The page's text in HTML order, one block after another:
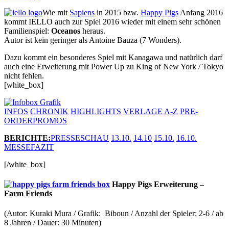
Wie mit Sapiens in 2015 bzw. Happy Pigs Anfang 2016
kommt IELLO auch zur Spiel 2016 wieder mit einem sehr schönen
Familienspiel: Oceanos heraus.
Autor ist kein geringer als Antoine Bauza (7 Wonders).
Dazu kommt ein besonderes Spiel mit Kanagawa und natürlich darf
auch eine Erweiterung mit Power Up zu King of New York / Tokyo
nicht fehlen.
[white_box]
INFOS CHRONIK HIGHLIGHTS VERLAGE A-Z PRE-
ORDERPROMOS
BERICHTE:PRESSESCHAU 13.10. 14.10 15.10. 16.10.
MESSEFAZIT
[/white_box]
Happy Pigs Erweiterung –
Farm Friends
(Autor: Kuraki Mura / Grafik: Biboun / Anzahl der Spieler: 2-6 / ab
8 Jahren / Dauer: 30 Minuten)